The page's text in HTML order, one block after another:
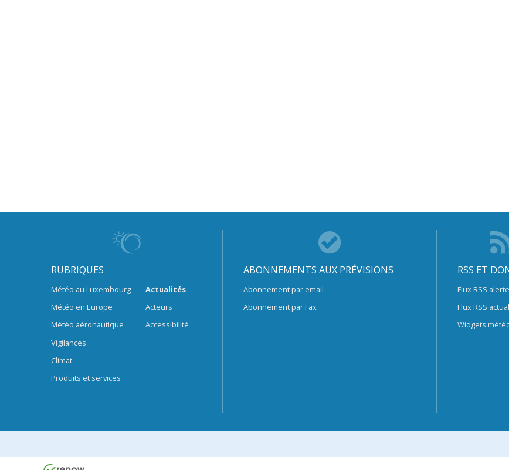
RUBRIQUES
Météo au Luxembourg
Météo en Europe
Météo aéronautique
Vigilances
Climat
Produits et services
Actualités
Acteurs
Accessibilité
ABONNEMENTS AUX PRÉVISIONS
Abonnement par email
Abonnement par Fax
RSS ET
Flux RSS
Flux RSS
Widgets